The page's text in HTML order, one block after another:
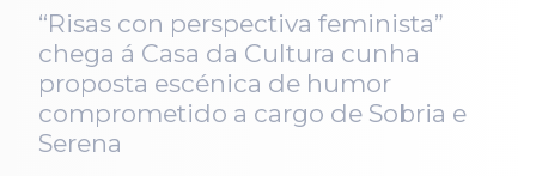
“Risas con perspectiva feminista”
chega á Casa da Cultura cunha
proposta escénica de humor
comprometido a cargo de Sobria e
Serena